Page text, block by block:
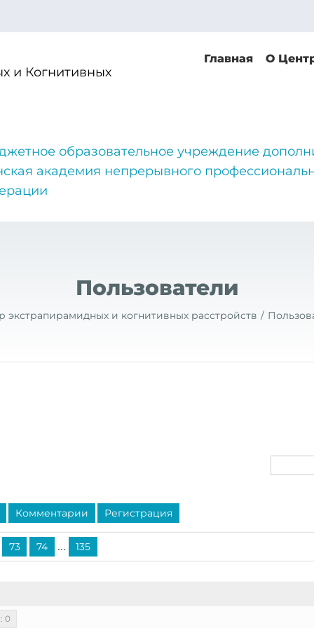
и Когнитивных
Главная О
образовательное учреждение
академия непрерывного
Пользователи
экстрапирамидных и когнитивных расстройств
Комментарии Регистрация
73 74 ... 135
0